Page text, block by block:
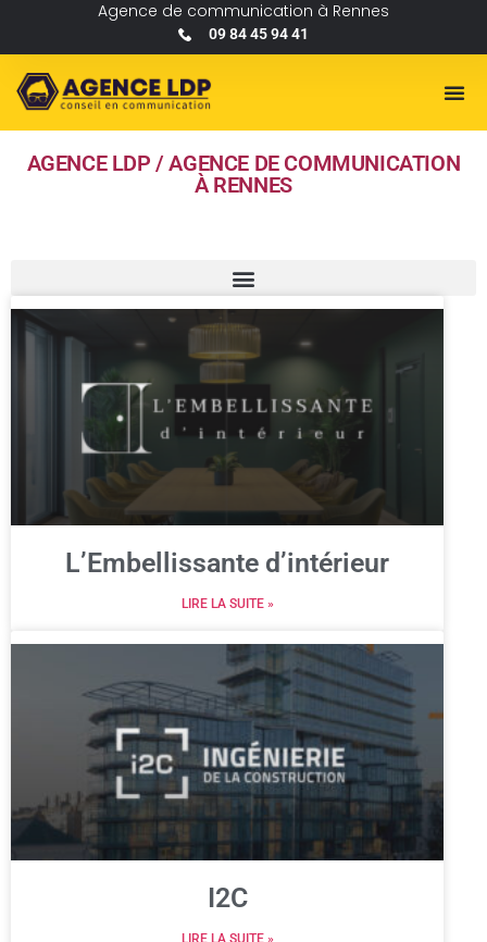
Agence de communication à Rennes
09 84 45 94 41
AGENCE LDP / AGENCE DE COMMUNICATION
À RENNES
L’Embellissante d’intérieur
LIRE LA SUITE »
I2C
LIRE LA SUITE »